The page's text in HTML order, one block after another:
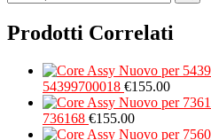
Prodotti Correlati
54399700018 €155.00
736168 €155.00